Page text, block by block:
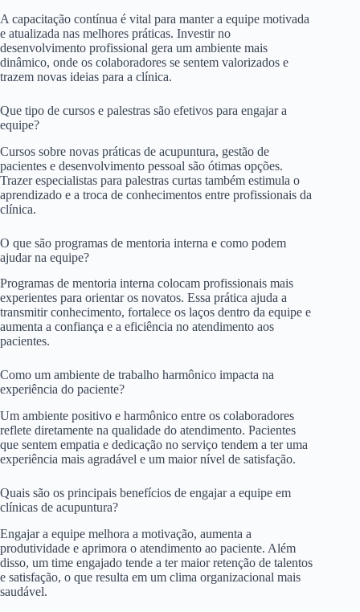
A capacitação contínua é vital para manter a equipe motivada
e atualizada nas melhores práticas. Investir no
desenvolvimento profissional gera um ambiente mais
dinâmico, onde os colaboradores se sentem valorizados e
trazem novas ideias para a clínica.
Que tipo de cursos e palestras são efetivos para engajar a
equipe?
Cursos sobre novas práticas de acupuntura, gestão de
pacientes e desenvolvimento pessoal são ótimas opções.
Trazer especialistas para palestras curtas também estimula o
aprendizado e a troca de conhecimentos entre profissionais da
clínica.
O que são programas de mentoria interna e como podem
ajudar na equipe?
Programas de mentoria interna colocam profissionais mais
experientes para orientar os novatos. Essa prática ajuda a
transmitir conhecimento, fortalece os laços dentro da equipe e
aumenta a confiança e a eficiência no atendimento aos
pacientes.
Como um ambiente de trabalho harmônico impacta na
experiência do paciente?
Um ambiente positivo e harmônico entre os colaboradores
reflete diretamente na qualidade do atendimento. Pacientes
que sentem empatia e dedicação no serviço tendem a ter uma
experiência mais agradável e um maior nível de satisfação.
Quais são os principais benefícios de engajar a equipe em
clínicas de acupuntura?
Engajar a equipe melhora a motivação, aumenta a
produtividade e aprimora o atendimento ao paciente. Além
disso, um time engajado tende a ter maior retenção de talentos
e satisfação, o que resulta em um clima organizacional mais
saudável.